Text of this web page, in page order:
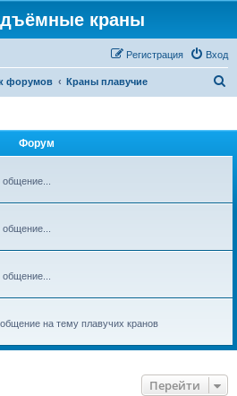
краны
Вход
Регистрация
форумов Краны плавучие
Форум
на тему плавучих кранов
Перейти